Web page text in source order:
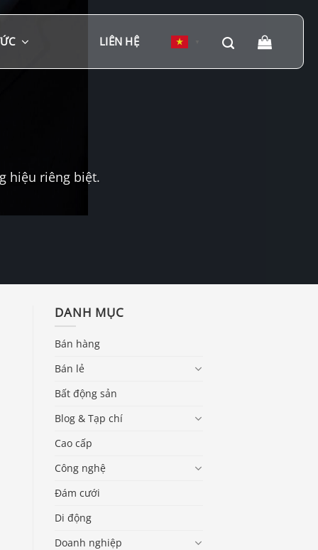
LIÊN HỆ
hiệu riêng biệt.
DANH MỤC
Bán hàng
Bán lẻ
Bất động sản
Blog & Tạp chí
Cao cấp
Công nghệ
Đám cưới
Di động
Doanh nghiệp